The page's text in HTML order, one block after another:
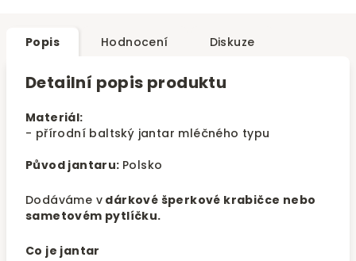
Popis Hodnocení Diskuze
Detailní popis produktu
Materiál:
- přírodní baltský jantar mléčného typu
Původ jantaru: Polsko
Dodáváme v dárkové šperkové krabičce nebo
sametovém pytlíčku.
Co je jantar